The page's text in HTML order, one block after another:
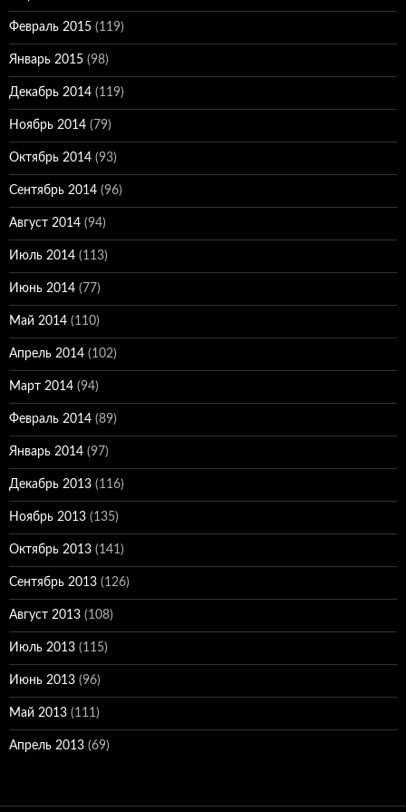
Февраль 2015 (119)
Январь 2015 (98)
Декабрь 2014 (119)
Ноябрь 2014 (79)
Октябрь 2014 (93)
Сентябрь 2014 (96)
Август 2014 (94)
Июль 2014 (113)
Июнь 2014 (77)
Май 2014 (110)
Апрель 2014 (102)
Март 2014 (94)
Февраль 2014 (89)
Январь 2014 (97)
Декабрь 2013 (116)
Ноябрь 2013 (135)
Октябрь 2013 (141)
Сентябрь 2013 (126)
Август 2013 (108)
Июль 2013 (115)
Июнь 2013 (96)
Май 2013 (111)
Апрель 2013 (69)